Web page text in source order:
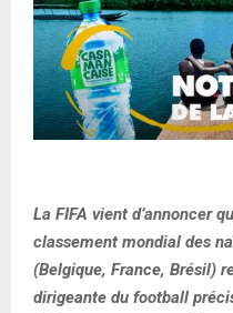
La FIFA vient d’annoncer
classement mondial des
(Belgique, France, Brésil)
dirigeante du football